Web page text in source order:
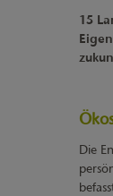
15
Die